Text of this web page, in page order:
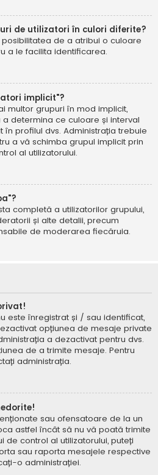
de utilizatori în culori diferite?
de a atribui o culoare
a le facilita identificarea.
implicit"?
multor grupuri în mod implicit,
a determina ce culoare și interval
profilul dvs. Administrația trebuie
a vă schimba grupul implicit prin
al utilizatorului.
completă a utilizatorilor grupului,
și alte detalii, precum
de moderarea fiecăruia.
este înregistrat și / sau identificat,
opțiunea de mesaje private
a dezactivat pentru dvs.
de a trimite mesaje. Pentru
administrația.
sau ofensatoare de la un
astfel încât să nu vă poată trimite
de control al utilizatorului, puteți
sau raporta mesajele respective
o administrației.